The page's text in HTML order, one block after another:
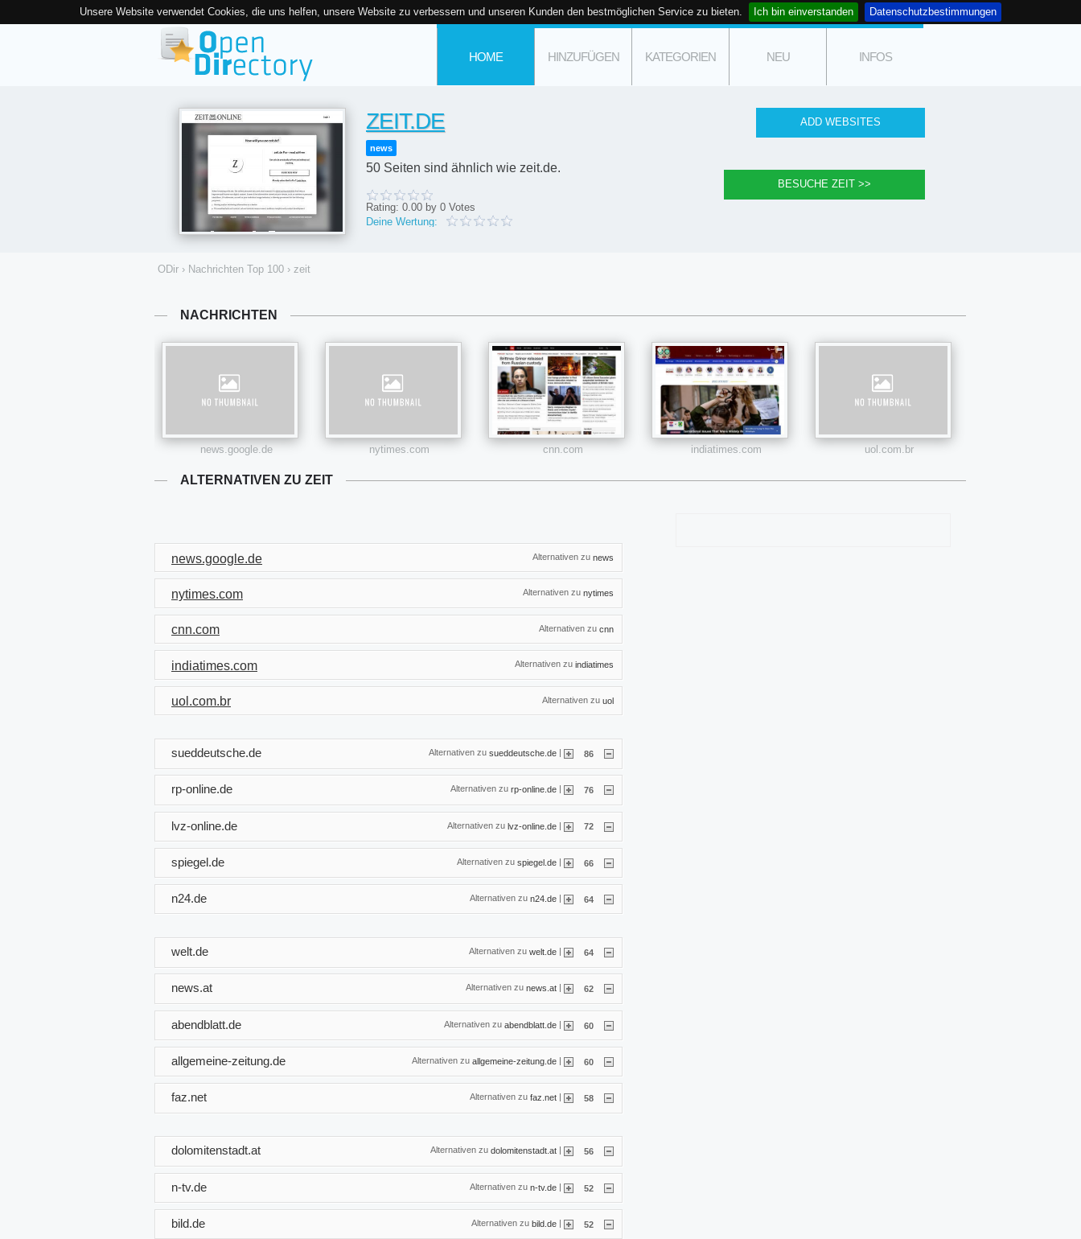
Unsere Website verwendet Cookies, die uns helfen, unsere Website zu verbessern und unseren Kunden den bestmöglichen Service zu bieten. Ich bin einverstanden Datenschutzbestimmungen
HOME HINZUFÜGEN KATEGORIEN NEU INFOS
ZEIT.DE
news
50 Seiten sind ähnlich wie zeit.de.
Rating: 0.00 by 0 Votes
Deine Wertung:
ODir › Nachrichten Top 100 › zeit
NACHRICHTEN
news.google.de nytimes.com cnn.com indiatimes.com uol.com.br
ALTERNATIVEN ZU ZEIT
Alternativen zu news
news.google.de
Alternativen zu nytimes
nytimes.com
Alternativen zu cnn
cnn.com
Alternativen zu indiatimes
indiatimes.com
Alternativen zu uol
uol.com.br
Alternativen zu sueddeutsche.de | 86
sueddeutsche.de
Alternativen zu rp-online.de 76
rp-online.de
Alternativen zu lvz-online.de | 72
lvz-online.de
Alternativen zu spiegel.de | 66
spiegel.de
Alternativen zu n24.de | 64
n24.de
Alternativen zu welt.de 64
welt.de
Alternativen zu news.at 62
news.at
Alternativen zu abendblatt.de | 60
abendblatt.de
Alternativen zu allgemeine-zeitung.de | 60
allgemeine-zeitung.de
Alternativen zu faz.net | 58
faz.net
Alternativen zu dolomitenstadt.at 56
dolomitenstadt.at
Alternativen zu n-tv.de | 52
n-tv.de
Alternativen zu bild.de | 52
bild.de